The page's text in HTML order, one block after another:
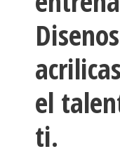
el
ti.